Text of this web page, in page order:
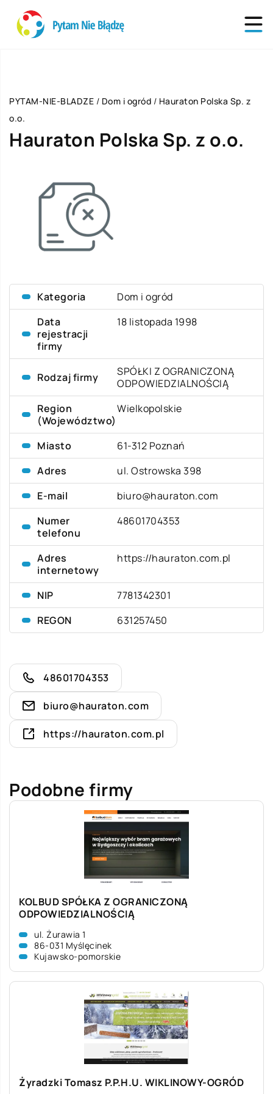
PYTAM-NIE-BLADZE / Dom i ogród / Hauraton Polska Sp. z
o.o.
Hauraton Polska Sp. z o.o.
Kategoria
Dom i ogród
Data
rejestracji
firmy
18 listopada 1998
Rodzaj firmy
SPÓŁKI Z OGRANICZONĄ
ODPOWIEDZIALNOŚCIĄ
Region
(Województwo)
Wielkopolskie
Miasto
61-312 Poznań
Adres
ul. Ostrowska 398
E-mail
biuro@hauraton.com
Numer
telefonu
48601704353
Adres
internetowy
https://hauraton.com.pl
NIP
7781342301
REGON
631257450
48601704353
biuro@hauraton.com
https://hauraton.com.pl
Podobne firmy
KOLBUD SPÓŁKA Z OGRANICZONĄ
ODPOWIEDZIALNOŚCIĄ
ul. Żurawia 1
86-031 Myślęcinek
Kujawsko-pomorskie
Żyradzki Tomasz P.P.H.U. WIKLINOWY-OGRÓD